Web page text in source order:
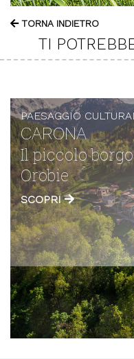
TORNA INDIETRO
TI
delle